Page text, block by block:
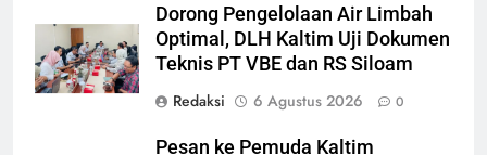
Dorong Pengelolaan Air Limbah
Optimal, DLH Kaltim Uji Dokumen
Teknis PT VBE dan RS Siloam
Redaksi
6 Agustus 2026 0
Pesan ke Pemuda Kaltim